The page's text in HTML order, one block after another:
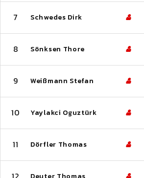
7 Schwedes Dirk
8 Sönksen Thore
9 Weißmann Stefan
10 Yaylakci Oguztürk
11 Dörfler Thomas